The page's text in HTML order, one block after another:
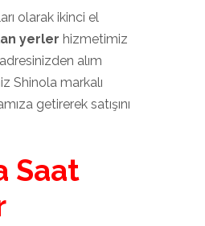
olarak ikinci el
yerler hizmetimiz
alım
Shinola markalı
getirerek satışını
Saat